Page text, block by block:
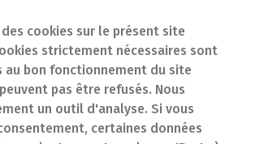
cookies sur le présent site
strictement nécessaires sont
au bon fonctionnement du site
pas être refusés. Nous
un outil d'analyse. Si vous
certaines données
En cas d'urgence
Contact
Questions